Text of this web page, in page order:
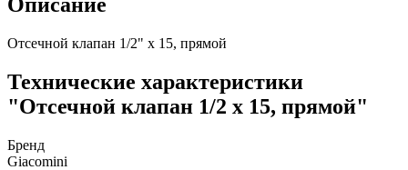
Отсечной клапан 1/2" x 15, прямой
Технические характеристики
"Отсечной клапан 1/2 x 15, прямой"
Бренд
Giacomini